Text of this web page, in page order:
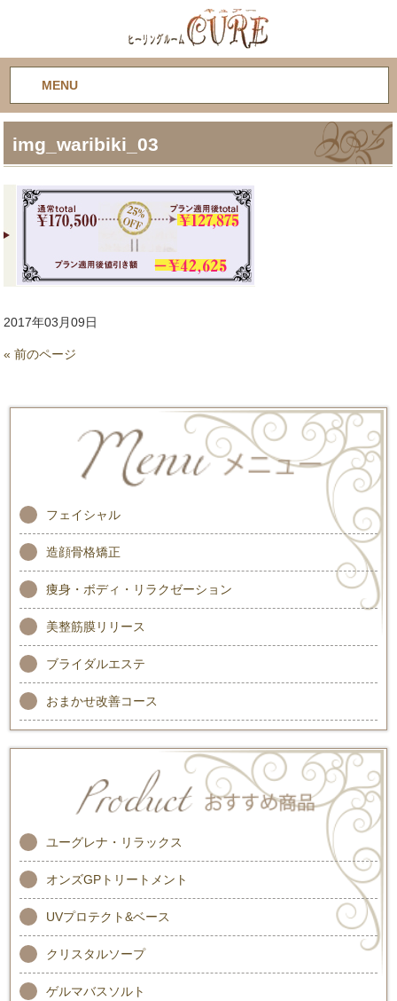
MENU
img_waribiki_03
2017年03月09日
« 前のページ
フェイシャル
造顔骨格矯正
痩身・ボディ・リラクゼーション
美整筋膜リリース
ブライダルエステ
おまかせ改善コース
ユーグレナ・リラックス
オンズGPトリートメント
UVプロテクト&ベース
クリスタルソープ
ゲルマバスソルト